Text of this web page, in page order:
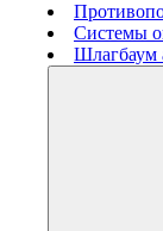
Системы
Шлагбаум